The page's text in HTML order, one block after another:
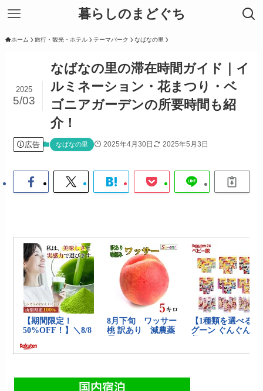
暮らしのまどぐち
ホーム 旅行・観光・ホテル テーマパーク なばなの里
なばなの里の滞在時間ガイド｜イ
ルミネーション・花まつり・ベ
ゴニアガーデンの所要時間も紹
介！
2025
5/03
広告 なばなの里 2025年4月30日 2025年5月3日